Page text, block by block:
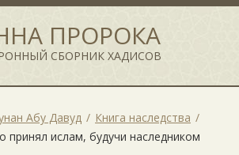
ПРОРОКА
СБОРНИК ХАДИСОВ
Абу Давуд
Книга наследства
принял ислам, будучи наследником